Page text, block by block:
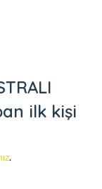
ilk kişi
.